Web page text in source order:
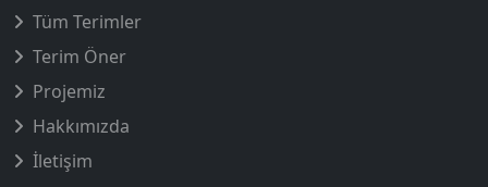
Tüm Terimler
Terim Öner
Projemiz
Hakkımızda
İletişim